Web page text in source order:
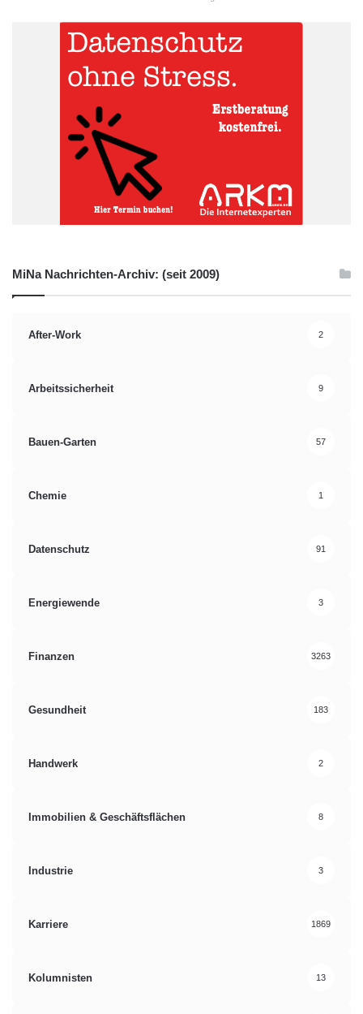
MiNa Nachrichten-Archiv: (seit 2009)
After-Work 2
Arbeitssicherheit 9
Bauen-Garten 57
Chemie 1
Datenschutz 91
Energiewende 3
Finanzen 3263
Gesundheit 183
Handwerk 2
Immobilien & Geschäftsflächen 8
Industrie 3
Karriere 1869
Kolumnisten 13